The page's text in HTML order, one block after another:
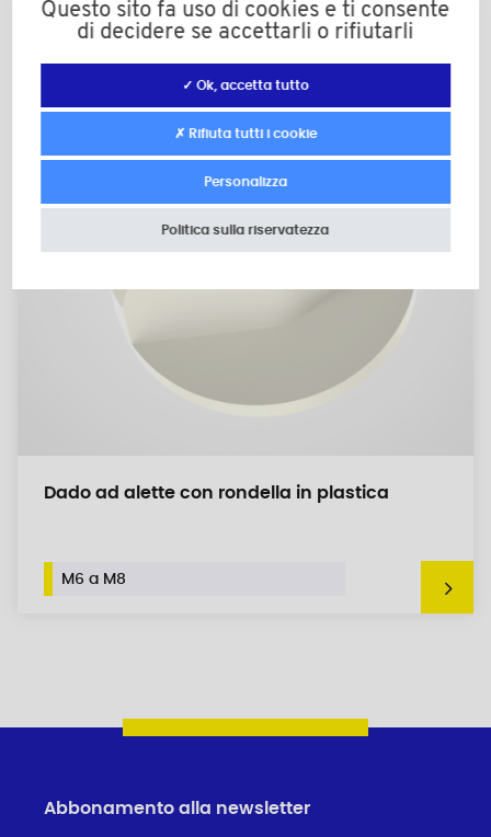
Dado ad alette con rondella in plastica
M6 a M8
Abbonamento alla newsletter
Questo sito fa uso di cookies e ti consente
di decidere se accettarli o rifiutarli
✓ Ok, accetta tutto
✗ Rifiuta tutti i cookie
Personalizza
Politica sulla riservatezza